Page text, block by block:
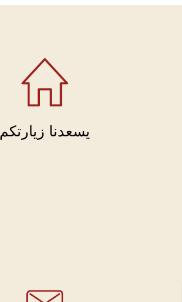
يسعدنا زيارتكم